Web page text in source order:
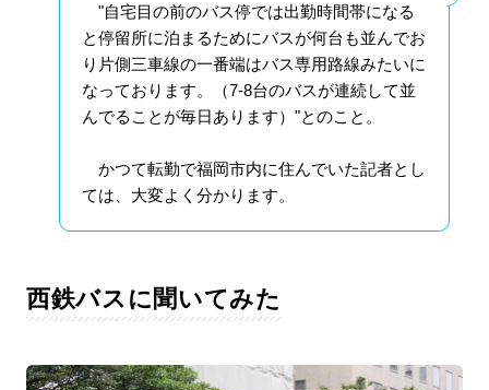
"自宅目の前のバス停では出勤時間帯になる
と停留所に泊まるためにバスが何台も並んでお
り片側三車線の一番端はバス専用路線みたいに
なっております。（7‐8台のバスが連続して並
んでることが毎日あります）"とのこと。
かつて転勤で福岡市内に住んでいた記者とし
ては、大変よく分かります。
西鉄バスに聞いてみた